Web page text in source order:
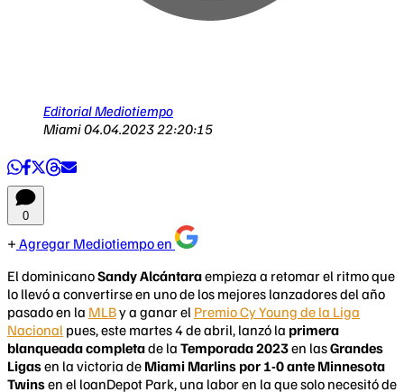
Editorial Mediotiempo
Miami04.04.2023 22:20:15
0
Agregar Mediotiempo en
El dominicanoSandy Alcántaraempieza a retomar el ritmo que
lo llevó a convertirse en uno de los mejores lanzadores del año
pasado en la MLBy a ganar el Premio Cy Young de la Liga
Nacional pues, este martes 4 de abril, lanzó la primera
blanqueada completade la Temporada 2023en lasGrandes
Ligasen la victoria de Miami Marlins por 1-0 ante Minnesota
Twinsen el loanDepot Park, una labor en la que solo necesitó de